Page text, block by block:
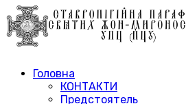
Головна
КОНТАКТИ
Предстоятель